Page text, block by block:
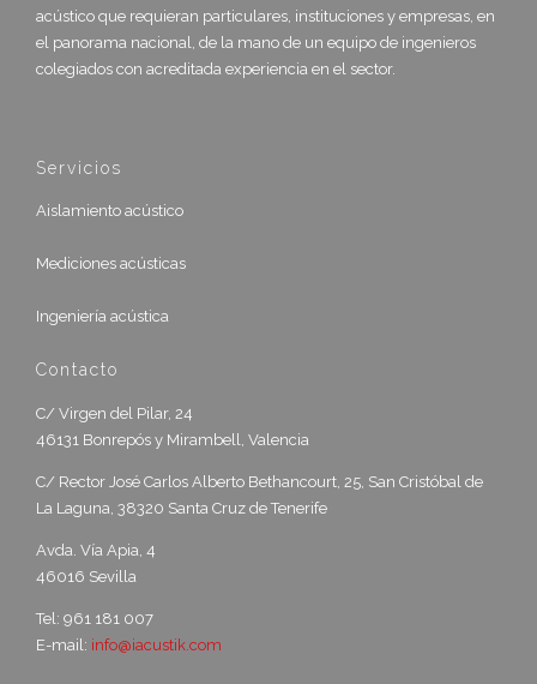
acústico que requieran particulares, instituciones y empresas, en
el panorama nacional, de la mano de un equipo de ingenieros
colegiados con acreditada experiencia en el sector.
Servicios
Aislamiento acústico
Mediciones acústicas
Ingeniería acústica
Contacto
C/ Virgen del Pilar, 24
46131 Bonrepós y Mirambell, Valencia
C/ Rector José Carlos Alberto Bethancourt, 25, San Cristóbal de
La Laguna, 38320 Santa Cruz de Tenerife
Avda. Vía Apia, 4
46016 Sevilla
Tel: 961 181 007
E-mail: info@iacustik.com